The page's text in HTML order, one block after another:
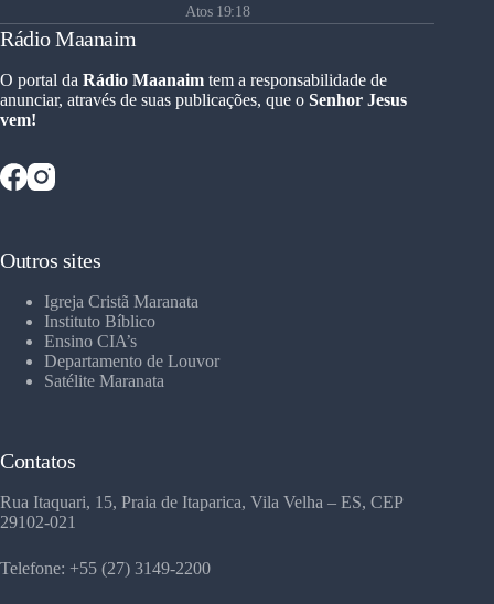
Atos 19:18
Rádio Maanaim
O portal da Rádio Maanaim tem a responsabilidade de
anunciar, através de suas publicações, que o Senhor Jesus
vem!
Outros sites
Igreja Cristã Maranata
Instituto Bíblico
Ensino CIA’s
Departamento de Louvor
Satélite Maranata
Contatos
Rua Itaquari, 15, Praia de Itaparica, Vila Velha – ES, CEP
29102-021
Telefone: +55 (27) 3149-2200